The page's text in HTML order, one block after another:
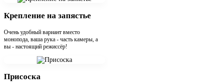
Крепление на запястье
Очень удобный вариант вместо
монопода, ваша рука - часть камеры, а
вы - настоящий режиссёр!
Присоска